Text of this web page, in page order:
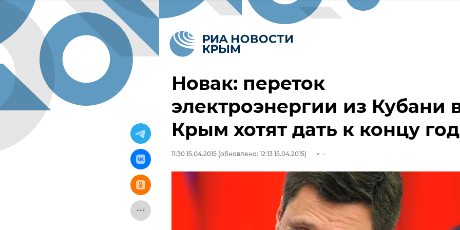
Новак: переток
электроэнергии из Кубани
Крым хотят дать к концу
11:30 15.04.2015 (обновлено: 12:13 15.04.2015)